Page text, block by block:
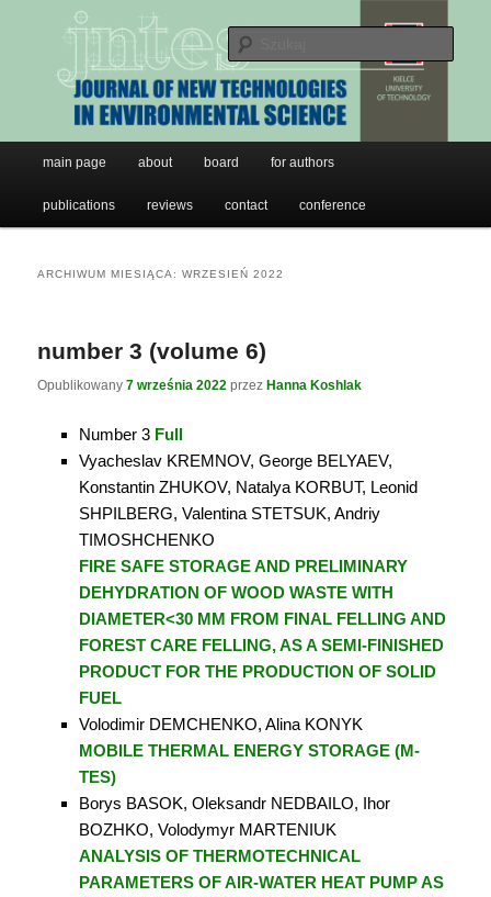
Przeskocz
Przeskocz
widgetów
Journal of New Technologies in
Environmental Science
JNTES
main page about board for authors
publications reviews contact conference
ARCHIWUM MIESIĄCA:WRZESIEŃ 2022
number 3 (volume 6)
Opublikowany7 września 2022 przezHanna Koshlak
Number 3 Full
Vyacheslav KREMNОV, George BELYAEV,
Konstantin ZHUKOV, Natalya KORBUT, Leonid
SHPILBERG, Valentina STETSUK, Andriy
TIMOSHCHENKO
FIRE SAFE STORAGE AND PRELIMINARY
DEHYDRATION OF WOOD WASTE WITH
DIAMETER<30 MM FROM FINAL FELLING AND
FOREST CARE FELLING, AS A SEMI-FINISHED
PRODUCT FOR THE PRODUCTION OF SOLID
FUEL
Volodimir DEMCHENKO, Alina KONYK
MOBILE THERMAL ENERGY STORAGE (M-
TES)
Borys BASOK, Oleksandr NEDBAILO, Ihor
BOZHKO, Volodymyr MARTENIUK
ANALYSIS OF THERMOTECHNICAL
PARAMETERS OF AIR-WATER HEAT PUMP AS